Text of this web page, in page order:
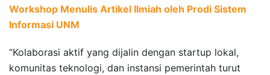
Workshop Menulis Artikel Ilmiah oleh Prodi Sistem
Informasi UNM
“Kolaborasi aktif yang dijalin dengan startup lokal,
komunitas teknologi, dan instansi pemerintah turut